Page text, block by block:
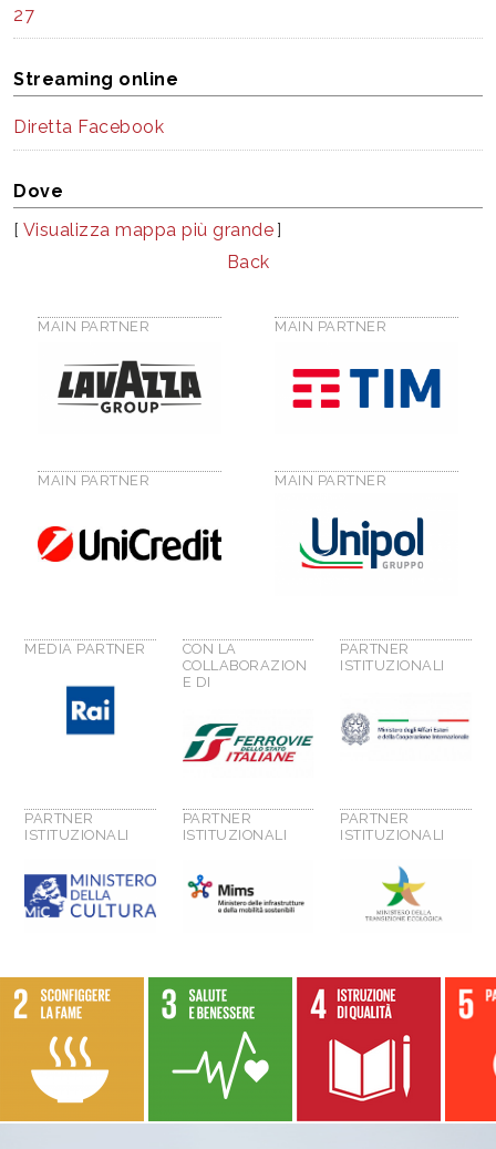
27
Streaming online
Diretta Facebook
Dove
[ Visualizza mappa più grande ]
Back